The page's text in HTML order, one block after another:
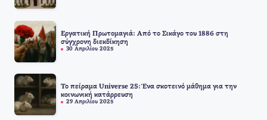
Εργατική Πρωτομαγιά: Από το Σικάγο του 1886 στη
σύγχρονη διεκδίκηση
30 Απριλίου 2025
Το πείραμα Universe 25: Ένα σκοτεινό μάθημα για την
κοινωνική κατάρρευση
29 Απριλίου 2025